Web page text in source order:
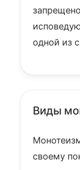
одной из
Виды
своему